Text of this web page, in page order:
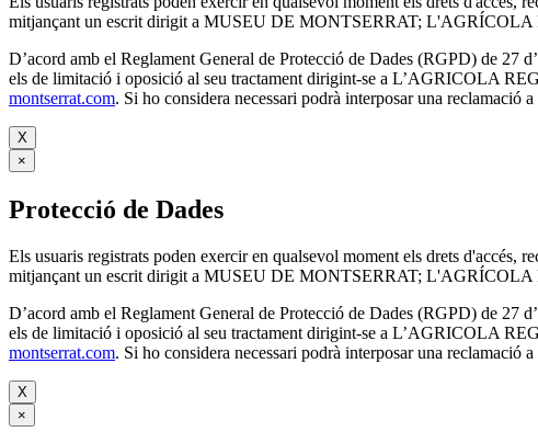
mitjançant un escrit dirigit a MUSEU DE MONTSERRAT; L'AGRÍCOLA
D’acord amb el Reglament General de Protecció de Dades (RGPD) de 27
els de limitació i oposició al seu tractament dirigint-se a L’AGRICOLA
montserrat.com. Si ho considera necessari podrà interposar una reclamació a
X
×
Protecció de Dades
Els usuaris registrats poden exercir en qualsevol moment els drets d'accés,
mitjançant un escrit dirigit a MUSEU DE MONTSERRAT; L'AGRÍCOLA
D’acord amb el Reglament General de Protecció de Dades (RGPD) de 27
els de limitació i oposició al seu tractament dirigint-se a L’AGRICOLA
montserrat.com. Si ho considera necessari podrà interposar una reclamació a
X
×